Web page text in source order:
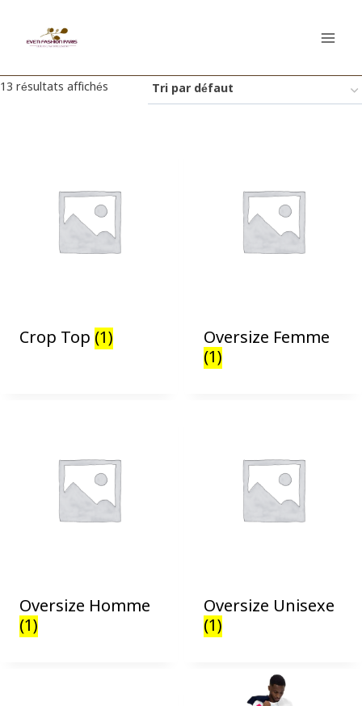
13 résultats affichés
Crop Top (1)
Oversize Femme
(1)
Oversize Homme
(1)
Oversize Unisexe
(1)